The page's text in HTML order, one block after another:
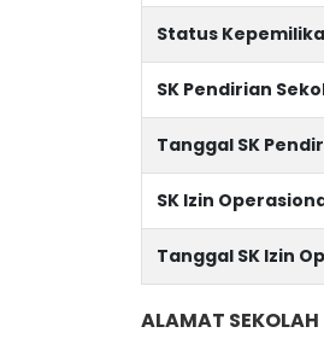
Status
SK Pendirian
Tanggal SK
SK Izin
Tanggal SK Izin
ALAMAT SEKOLAH